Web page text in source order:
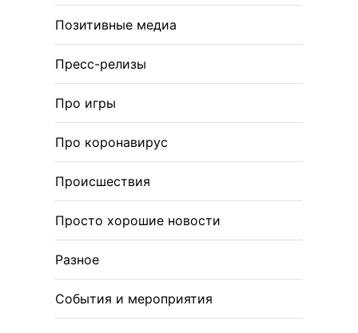
Позитивные медиа
Пресс-релизы
Про игры
Про коронавирус
Происшествия
Просто хорошие новости
Разное
События и мероприятия